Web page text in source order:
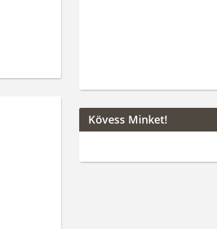
Kövess Minket!